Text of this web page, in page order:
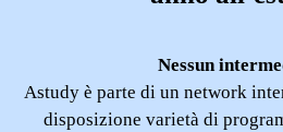
Nessun
Astudy è parte di un network
disposizione varietà di